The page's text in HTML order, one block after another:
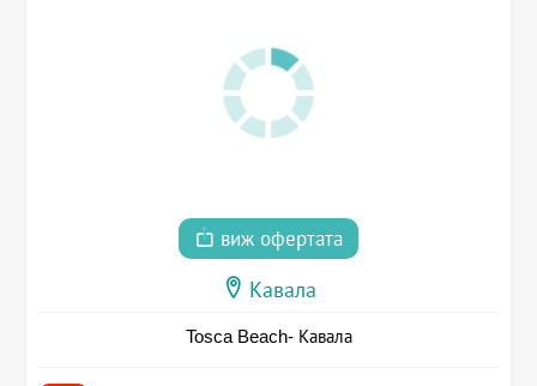
виж офертата
Кавала
Tosca Beach- Кавала